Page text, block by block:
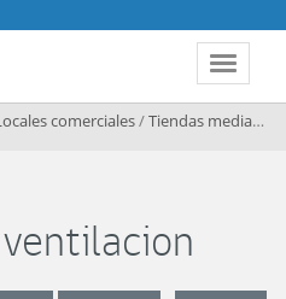
Toggle
comerciales/Tiendas medianas y pequenas